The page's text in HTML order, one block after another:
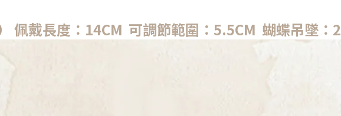
佩戴長度：14CM 可調節範圍：5.5CM 蝴蝶吊墜：